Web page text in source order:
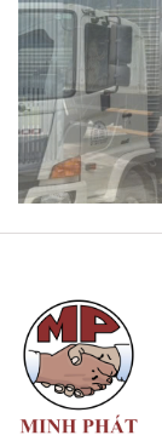
SẢN
NHU